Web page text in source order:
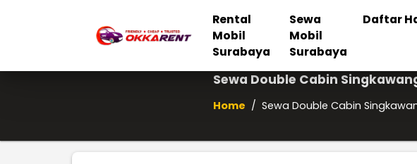
Rental
Mobil
Surabaya
Sewa
Mobil
Surabaya
Daftar
Sewa Double Cabin
Home / Sewa Double Cabin